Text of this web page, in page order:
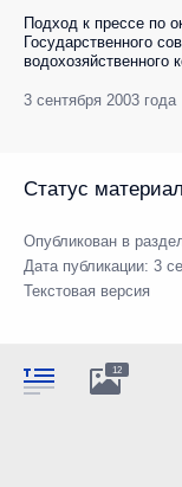
Подход к прессе по
Государственного
водохозяйственного
3 сентября 2003 года
Статус
Опубликован в
Дата публикации: 3
Текстовая версия
12